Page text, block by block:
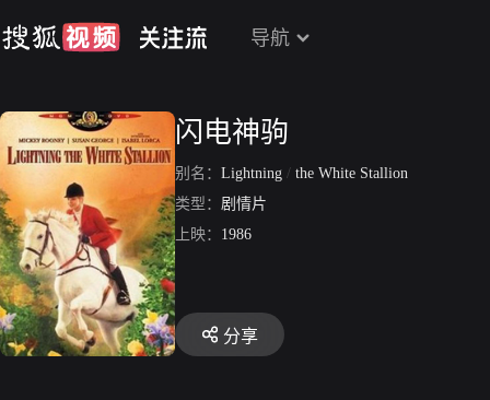
导航
闪电神驹
别名： Lightning / the White Stallion
类型： 剧情片
上映： 1986
分享